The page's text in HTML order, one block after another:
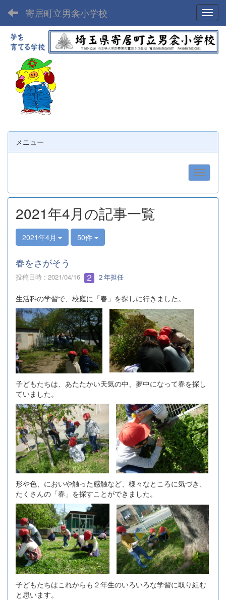
寄居町立男衾小学校
メニュー
2021年4月の記事一覧
2021年4月 50件
春をさがそう
投稿日時 : 2021/04/16 ２年担任
生活科の学習で、校庭に「春」を探しに行きました。
子どもたちは、あたたかい天気の中、夢中になって春を探し
ていました。
形や色、においや触った感触など、様々なところに気づき、
たくさんの「春」を探すことができました。
子どもたちはこれからも２年生のいろいろな学習に取り組む
と思います。